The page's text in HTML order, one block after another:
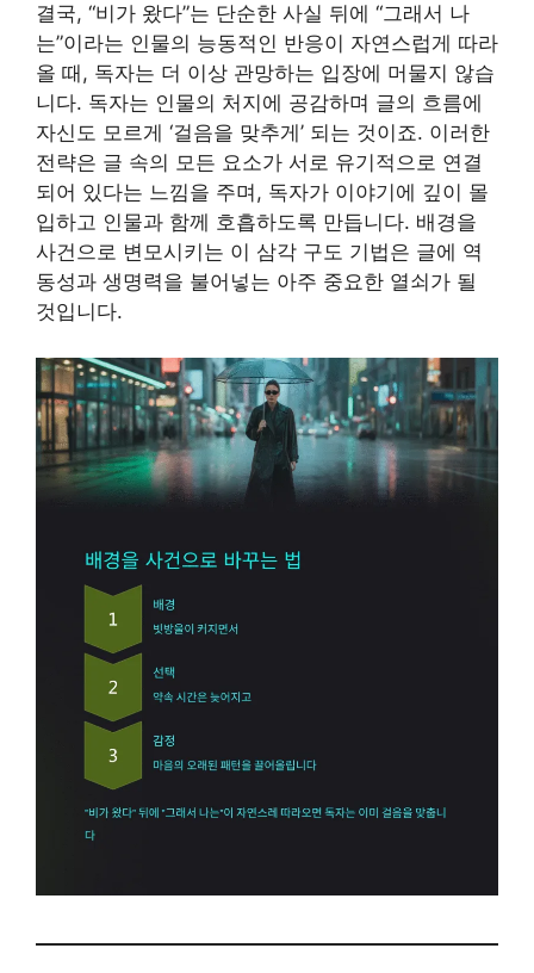
결국, “비가 왔다”는 단순한 사실 뒤에 “그래서 나
는”이라는 인물의 능동적인 반응이 자연스럽게 따라
올 때, 독자는 더 이상 관망하는 입장에 머물지 않습
니다. 독자는 인물의 처지에 공감하며 글의 흐름에
자신도 모르게 ‘걸음을 맞추게’ 되는 것이죠. 이러한
전략은 글 속의 모든 요소가 서로 유기적으로 연결
되어 있다는 느낌을 주며, 독자가 이야기에 깊이 몰
입하고 인물과 함께 호흡하도록 만듭니다. 배경을
사건으로 변모시키는 이 삼각 구도 기법은 글에 역
동성과 생명력을 불어넣는 아주 중요한 열쇠가 될
것입니다.